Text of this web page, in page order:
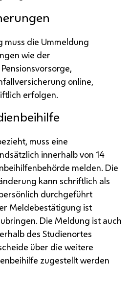
muss die Ummeldung
wie der
online,
erfolgen.
muss eine
innerhalb von 14
melden. Die
kann schriftlich als
durchgeführt
Meldebestätigung ist
Die Meldung ist auch
des Studienortes
über die weitere
zugestellt werden